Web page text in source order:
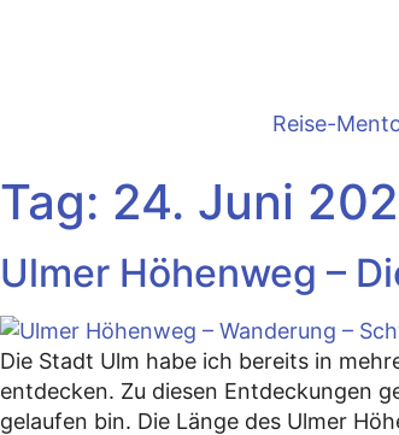
Reise-
Tag: 24. Juni
Ulmer Höhenweg –
Die Stadt Ulm habe ich bereits in
entdecken. Zu diesen Entdeckungen
gelaufen bin. Die Länge des Ulmer